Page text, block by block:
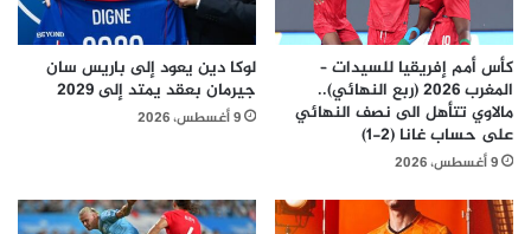
كأس أمم إفريقيا للسيدات –
المغرب 2026 (ربع النهائي)..
مالاوي تتأهل الى نصف النهائي
على حساب غانا (2-1)
9 أغسطس، 2026
لوكا دين يعود إلى باريس سان
جيرمان بعقد يمتد إلى 2029
9 أغسطس، 2026